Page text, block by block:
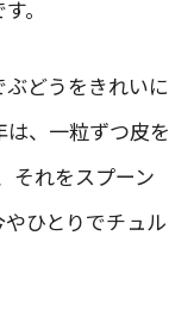
。
どうをきれいに
、一粒ずつ皮を
それをスプーン
ひとりでチュル